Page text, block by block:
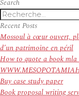
Search
Recherche
pour
:
Recent Posts
Mossoul à cœur ouvert,
d’un patrimoine en péril
How to quote a book
Buy case study paper
Book proposal writing